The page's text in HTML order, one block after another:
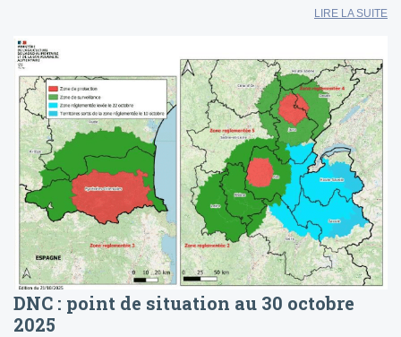
LIRE LA SUITE
DNC : point de situation au 30 octobre
2025